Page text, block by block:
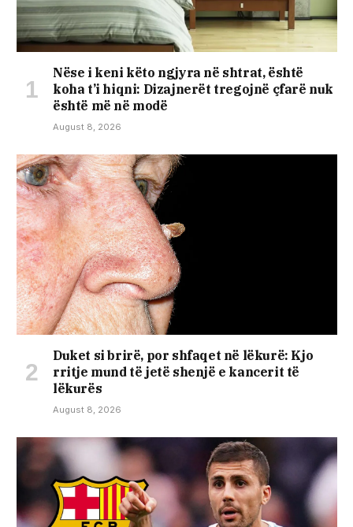
Nëse i keni këto ngjyra në shtrat, është
koha t’i hiqni: Dizajnerët tregojnë çfarë nuk
është më në modë
August 8, 2026
Duket si brirë, por shfaqet në lëkurë: Kjo
rritje mund të jetë shenjë e kancerit të
lëkurës
August 8, 2026